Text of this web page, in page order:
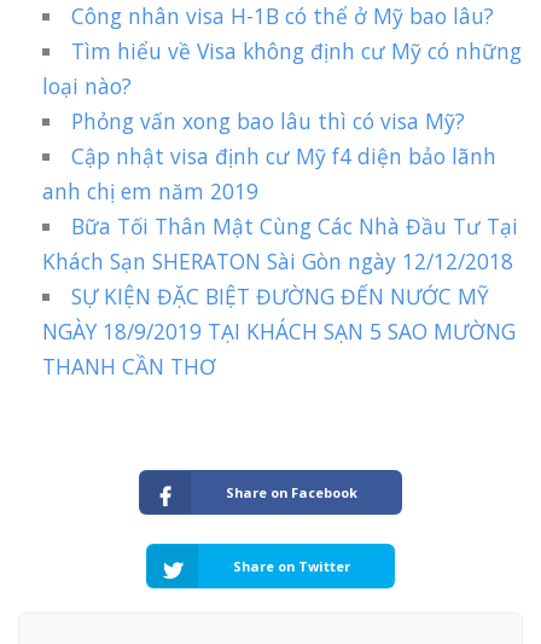
Công nhân visa H-1B có thể ở Mỹ bao lâu?
Tìm hiểu về Visa không định cư Mỹ có những
loại nào?
Phỏng vấn xong bao lâu thì có visa Mỹ?
Cập nhật visa định cư Mỹ f4 diện bảo lãnh
anh chị em năm 2019
Bữa Tối Thân Mật Cùng Các Nhà Đầu Tư Tại
Khách Sạn SHERATON Sài Gòn ngày 12/12/2018
SỰ KIỆN ĐẶC BIỆT ĐƯỜNG ĐẾN NƯỚC MỸ
NGÀY 18/9/2019 TẠI KHÁCH SẠN 5 SAO MƯỜNG
THANH CẦN THƠ
Share on Facebook
Share on Twitter